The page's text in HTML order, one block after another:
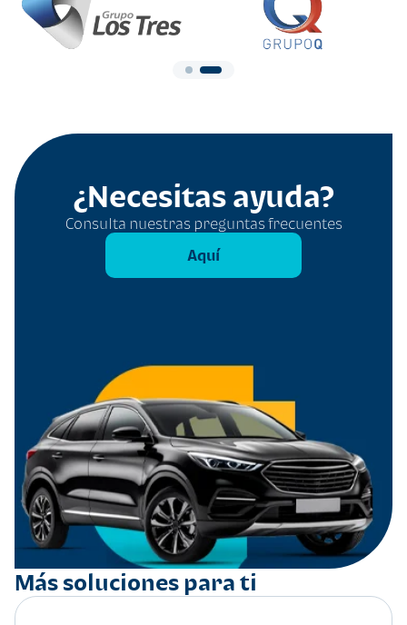
¿Necesitas ayuda?
Consulta nuestras preguntas frecuentes
Aquí
Más soluciones para ti